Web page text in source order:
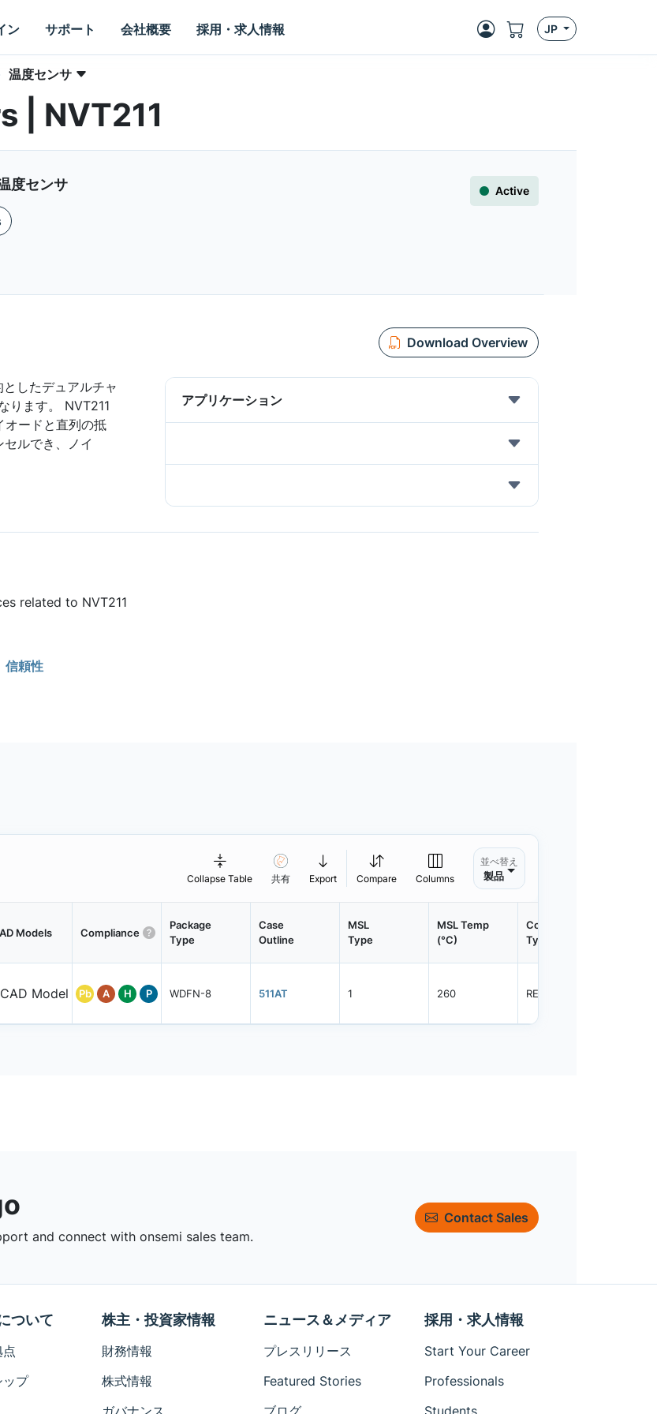
ン サポート 会社概要 採用・求人情報 JP
温度センサ
| NVT211
度センサ Active
Download Overview
したデュアルチャ
ります。 NVT211
オードと直列の抵
ルでき、ノイ
アプリケーション
related to NVT211
信頼性
Collapse Table 共有 Export Compare Columns
並べ替え
製品
Models Compliance
Package
Type
Case
Outline
MSL
Type
MSL Temp
(°C)
Container
Type
Pb A H P WDFN-8 511AT 1 260 REEL
and connect with onsemi sales team.
Contact Sales
ついて
ップ
株主・投資家情報
財務情報
株式情報
ニュース＆メディア
プレスリリース
Featured Stories
採用・求人情報
Start Your Career
Professionals